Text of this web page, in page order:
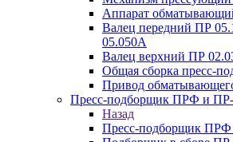
Аппарат
Валец передний ПР
05.050A
Валец верхний ПР
Общая сборка пресс-
Привод
Пресс-подборщик ПРФ и ПР-
Назад
Пресс-подборщик ПРФ